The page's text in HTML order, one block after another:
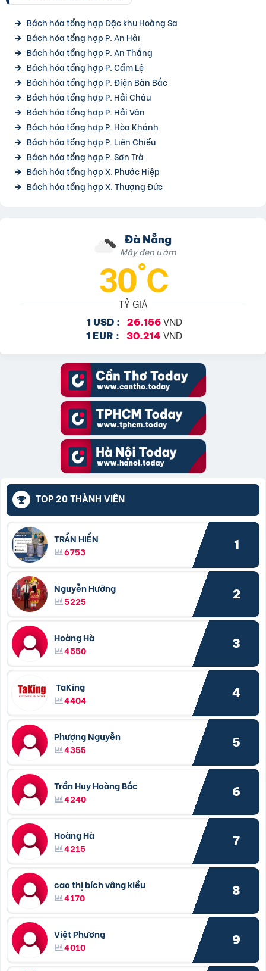
Bách hóa tổng hợp Đặc khu Hoàng Sa
Bách hóa tổng hợp P. An Hải
Bách hóa tổng hợp P. An Thắng
Bách hóa tổng hợp P. Cẩm Lệ
Bách hóa tổng hợp P. Điện Bàn Bắc
Bách hóa tổng hợp P. Hải Châu
Bách hóa tổng hợp P. Hải Vân
Bách hóa tổng hợp P. Hòa Khánh
Bách hóa tổng hợp P. Liên Chiểu
Bách hóa tổng hợp P. Sơn Trà
Bách hóa tổng hợp X. Phước Hiệp
Bách hóa tổng hợp X. Thượng Đức
Đà Nẵng
Mây đen u ám
30°C
TỶ GIÁ
1 USD : 26.156VND
1 EUR : 30.214 VND
TOP 20 THÀNH VIÊN
TRẦN HIỀN
6753
1
Nguyễn Hưởng
5225
2
Hoàng Hà
4550
3
TaKing
4404
4
Phượng Nguyễn
4355
5
Trần Huy Hoàng Bắc
4240
6
Hoàng Hà
4215
7
cao thị bích vâng kiều
4170
8
Việt Phương
4010
9